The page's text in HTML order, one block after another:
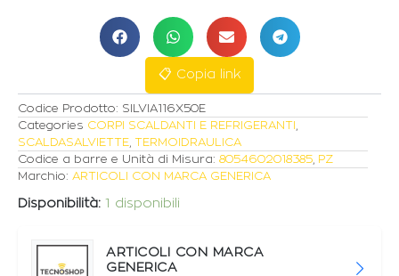
📋 Copia link
Codice Prodotto: SILVIA116X50E
Categories CORPI SCALDANTI E REFRIGERANTI,
SCALDASALVIETTE, TERMOIDRAULICA
Codice a barre e Unità di Misura: 8054602018385, PZ
Marchio: ARTICOLI CON MARCA GENERICA
Disponibilità: 1 disponibili
ARTICOLI CON MARCA
GENERICA